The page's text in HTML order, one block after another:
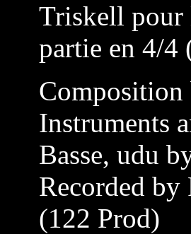
Triskell pour
partie en 4/4
Instruments
Basse, udu
Recorded
(122 Prod)